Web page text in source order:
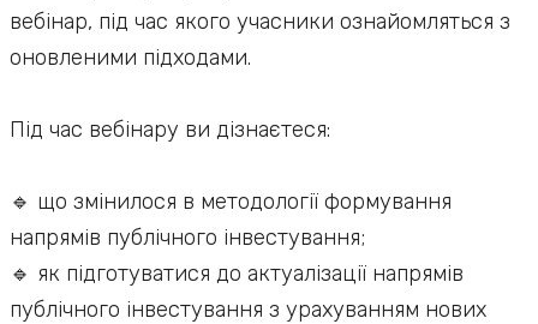
вебінар, під час якого учасники ознайомляться з
оновленими підходами.
Під час вебінару ви дізнаєтеся:
🔹 що змінилося в методології формування
напрямів публічного інвестування;
🔹 як підготуватися до актуалізації напрямів
публічного інвестування з урахуванням нових